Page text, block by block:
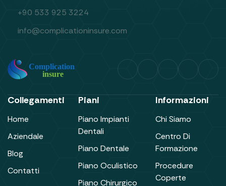
+90 533 925 3224
info@complicationinsure.com
Collegamenti
Home
Aziendale
Blog
Contatti
Piani
Piano Impianti
Dentali
Piano Dentale
Piano Oculistico
Piano Chirurgico
Informazioni
Chi Siamo
Centro Di
Formazione
Procedure
Coperte